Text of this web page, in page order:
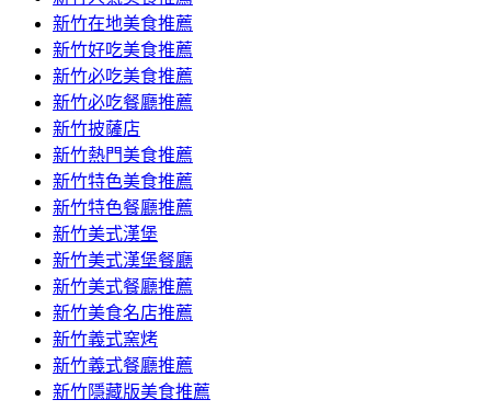
新竹在地美食推薦
新竹好吃美食推薦
新竹必吃美食推薦
新竹必吃餐廳推薦
新竹披薩店
新竹熱門美食推薦
新竹特色美食推薦
新竹特色餐廳推薦
新竹美式漢堡
新竹美式漢堡餐廳
新竹美式餐廳推薦
新竹美食名店推薦
新竹義式窯烤
新竹義式餐廳推薦
新竹隱藏版美食推薦